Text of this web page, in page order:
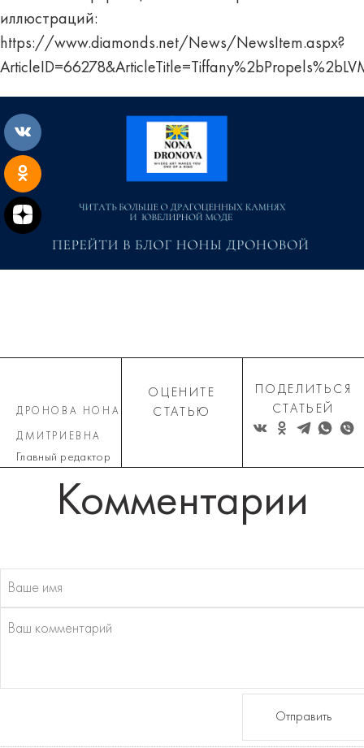
иллюстраций:
https://www.diamonds.net/News/NewsItem.aspx?
ДРОНОВА НОНА
ДМИТРИЕВНА
Главный редактор
ОЦЕНИТЕ
СТАТЬЮ
ПОДЕЛИТЬСЯ
СТАТЬЕЙ
Комментарии
Отправить